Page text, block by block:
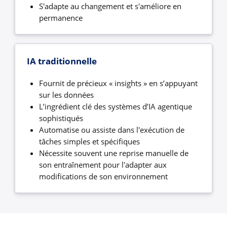
S'adapte au changement et s'améliore en
permanence
IA traditionnelle
Fournit de précieux « insights » en s’appuyant
sur les données
L’ingrédient clé des systèmes d’IA agentique
sophistiqués
Automatise ou assiste dans l'exécution de
tâches simples et spécifiques
Nécessite souvent une reprise manuelle de
son entraînement pour l'adapter aux
modifications de son environnement